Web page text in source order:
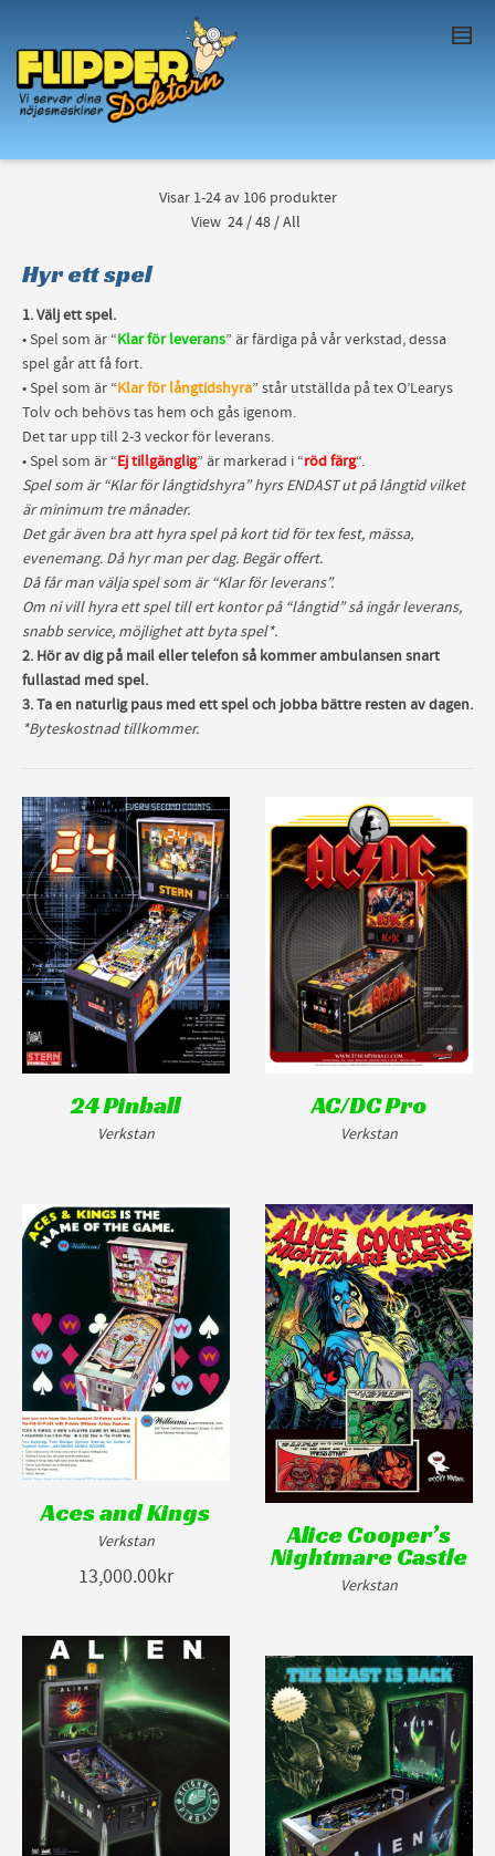
product
. Show
me thecolour
Visar 1-24 av 106 produkter
View 24/48/All
Hyr ett spel
1. Välj ett spel.
• Spel som är “Klar för leverans” är färdiga på vår verkstad, dessa
spel går att få fort.
• Spel som är “Klar för långtidshyra” står utställda på tex O’Learys
Tolv och behövs tas hem och gås igenom.
Det tar upp till 2-3 veckor för leverans.
• Spel som är “Ej tillgänglig” är markerad i “röd färg“.
Spel som är “Klar för långtidshyra” hyrs ENDAST ut på långtid vilket
är minimum tre månader.
Det går även bra att hyra spel på kort tid för tex fest, mässa,
evenemang. Då hyr man per dag. Begär offert.
Då får man välja spel som är “Klar för leverans”.
Om ni vill hyra ett spel till ert kontor på “långtid” så ingår leverans,
snabb service, möjlighet att byta spel*.
2. Hör av dig på mail eller telefon så kommer ambulansen snart
fullastad med spel.
3. Ta en naturlig paus med ett spel och jobba bättre resten av dagen.
*Byteskostnad tillkommer.
24 Pinball
Verkstan
AC/DC Pro
Verkstan
Aces and Kings
Verkstan
13,000.00kr
Alice Cooper’s
Nightmare Castle
Verkstan